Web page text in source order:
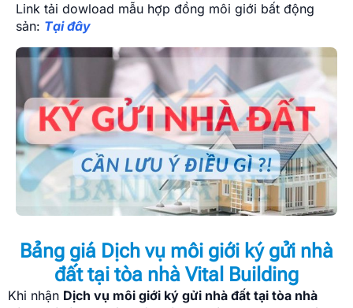
Link tải dowload mẫu hợp đồng môi giới bất động
sản: Tại đây
Bảng giá Dịch vụ môi giới ký gửi nhà
đất tại tòa nhà Vital Building
Khi nhận Dịch vụ môi giới ký gửi nhà đất tại tòa nhà